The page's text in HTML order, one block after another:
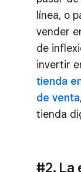
línea, o
vender
de
invertir
tienda
de venta
tienda
#2. La